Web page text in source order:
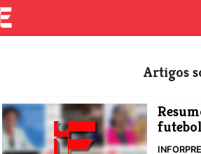
Artigos
futebol